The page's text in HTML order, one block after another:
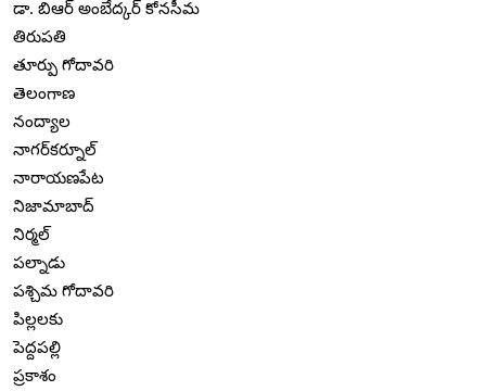
డా. బిఆర్ అంబేద్కర్ కోనసీమ
తిరుపతి
తూర్పు గోదావరి
తెలంగాణ
నంద్యాల
నాగర్‌కర్నూల్
నారాయణపేట
నిజామాబాద్
నిర్మల్
పల్నాడు
పశ్చిమ గోదావరి
పిల్లలకు
పెద్దపల్లి
ప్రకాశం